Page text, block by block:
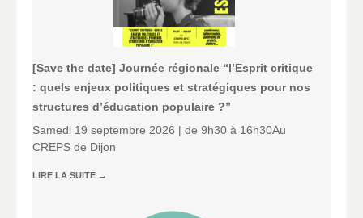
[Save the date] Journée régionale “l’Esprit critique
: quels enjeux politiques et stratégiques pour nos
structures d’éducation populaire ?”
Samedi 19 septembre 2026 | de 9h30 à 16h30Au
CREPS de Dijon
LIRE LA SUITE →